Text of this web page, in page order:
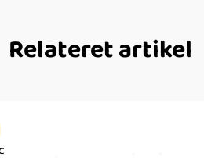
Relateret artikel